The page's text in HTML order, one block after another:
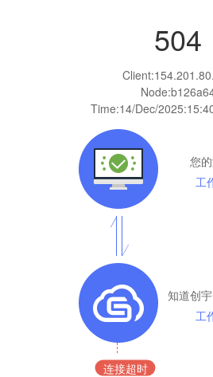
504
Client:
Time:14/Dec/
您
工
知道创
工
连接超时